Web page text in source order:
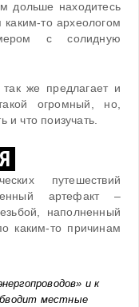
дольше находитесь
то археологом
с солидную
же предлагает и
огромный, но,
и что поизучать.
путешествий
артефакт –
наполненный
каким-то причинам
и к
местные